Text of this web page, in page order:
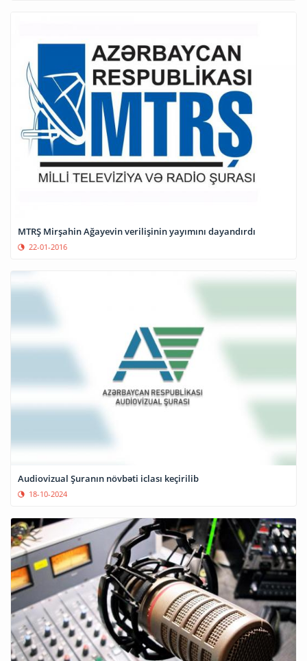
MTRŞ Mirşahin Ağayevin verilişinin yayımını dayandırdı
22-01-2016
Audiovizual Şuranın növbəti iclası keçirilib
18-10-2024